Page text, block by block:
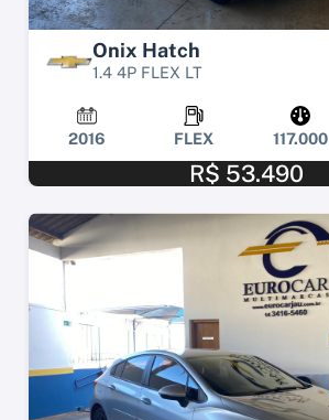
Onix Hatch
1.4 4P FLEX LT
2016 FLEX 117.000
R$ 53.490